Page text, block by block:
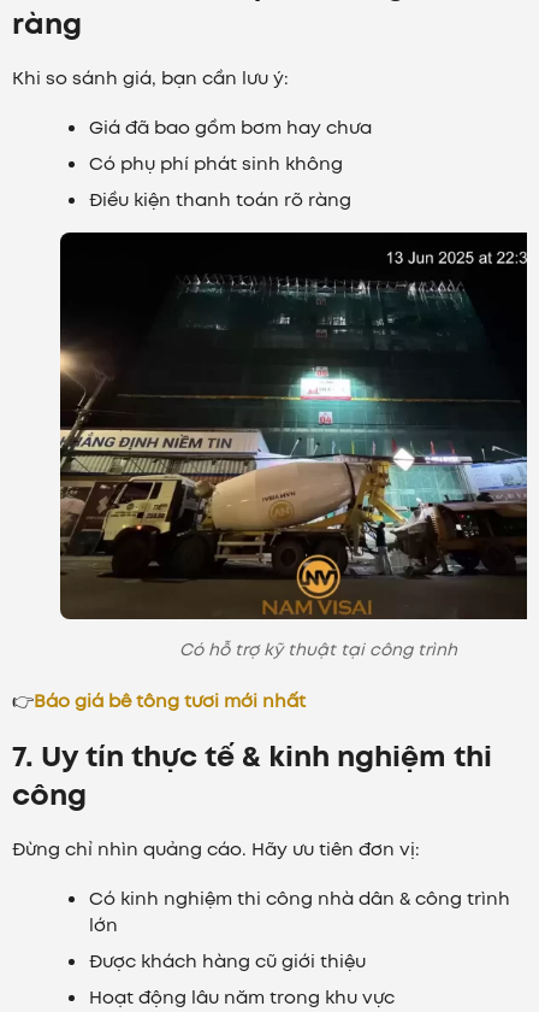
ràng
Khi so sánh giá, bạn cần lưu ý:
Giá đã bao gồm bơm hay chưa
Có phụ phí phát sinh không
Điều kiện thanh toán rõ ràng
Có hỗ trợ kỹ thuật tại công trình
👉Báo giá bê tông tươi mới nhất
7. Uy tín thực tế & kinh nghiệm thi
công
Đừng chỉ nhìn quảng cáo. Hãy ưu tiên đơn vị:
Có kinh nghiệm thi công nhà dân & công trình
lớn
Được khách hàng cũ giới thiệu
Hoạt động lâu năm trong khu vực